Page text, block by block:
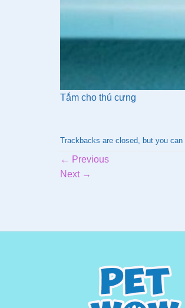
Tắm cho thú cưng
Trackbacks are closed, but you can
← Previous
Next →